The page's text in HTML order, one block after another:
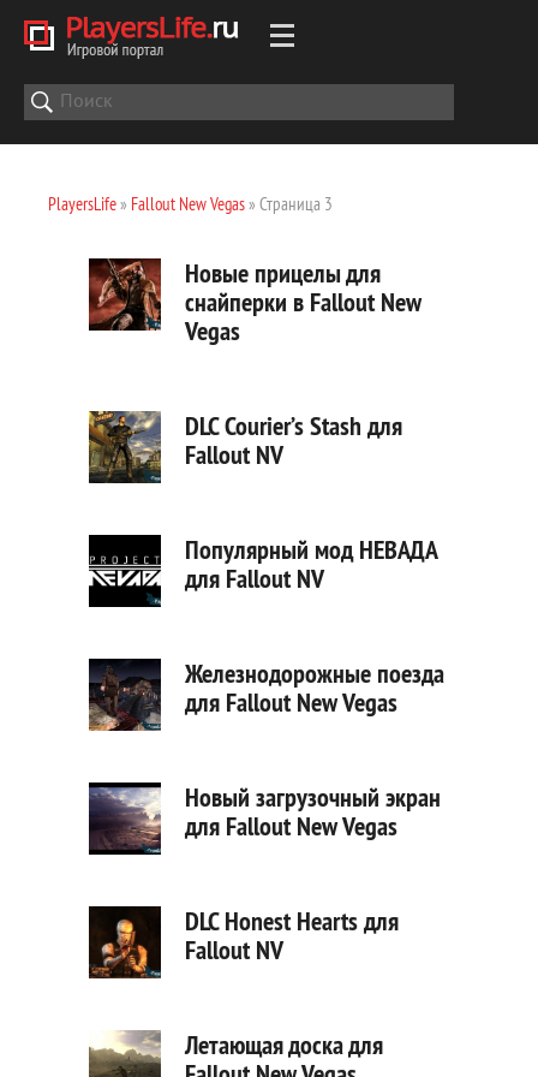
PlayersLife» Fallout New Vegas» Страница 3
Новые прицелы для
снайперки в Fallout New
Vegas
DLC Courier’s Stash для
Fallout NV
Популярный мод НЕВАДА
для Fallout NV
Железнодорожные поезда
для Fallout New Vegas
Новый загрузочный экран
для Fallout New Vegas
DLC Honest Hearts для
Fallout NV
Летающая доска для